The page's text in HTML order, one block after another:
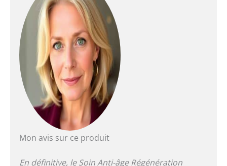
Mon avis sur ce produit
En définitive, le Soin Anti-âge Régénération